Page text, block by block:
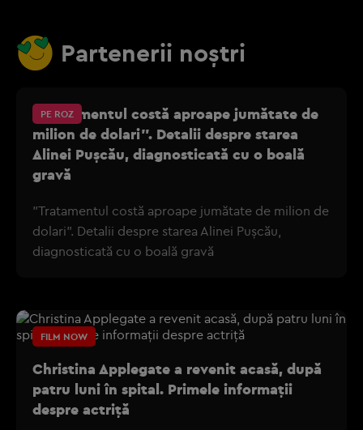
Partenerii noștri
PE ROZ
"Tratamentul costă aproape jumătate de
milion de dolari". Detalii despre starea
Alinei Pușcău, diagnosticată cu o boală
gravă
"Tratamentul costă aproape jumătate de milion de
dolari". Detalii despre starea Alinei Pușcău,
diagnosticată cu o boală gravă
FILM NOW
Christina Applegate a revenit acasă, după
patru luni în spital. Primele informații
despre actriță